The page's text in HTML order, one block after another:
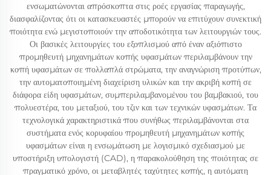
ενσωματώνονται απρόσκοπτα στις ροές εργασίας παραγωγής,
διασφαλίζοντας ότι οι κατασκευαστές μπορούν να επιτύχουν συνεκτική
ποιότητα ενώ μεγιστοποιούν την αποδοτικότητα των λειτουργιών τους.
Οι βασικές λειτουργίες του εξοπλισμού από έναν αξιόπιστο
προμηθευτή μηχανημάτων κοπής υφασμάτων περιλαμβάνουν την
κοπή υφασμάτων σε πολλαπλά στρώματα, την αναγνώριση προτύπων,
την αυτοματοποιημένη διαχείριση υλικών και την ακριβή κοπή σε
διάφορα είδη υφασμάτων, συμπεριλαμβανομένου του βαμβακιού, του
πολυεστέρα, του μεταξιού, του τζιν και των τεχνικών υφασμάτων. Τα
τεχνολογικά χαρακτηριστικά που συνήθως περιλαμβάνονται στα
συστήματα ενός κορυφαίου προμηθευτή μηχανημάτων κοπής
υφασμάτων είναι η ενσωμάτωση με λογισμικό σχεδιασμού με
υποστήριξη υπολογιστή (CAD), η παρακολούθηση της ποιότητας σε
πραγματικό χρόνο, οι μεταβλητές ταχύτητες κοπής, η αυτόματη